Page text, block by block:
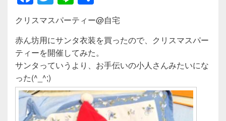
a
c
e
b
o
o
k
wi
tt
er
n
e
有
クリスマスパーティー@自宅
赤ん坊用にサンタ衣装を買ったので、クリスマスパー
ティーを開催してみた。
サンタっていうより、お手伝いの小人さんみたいにな
った(^_^;)